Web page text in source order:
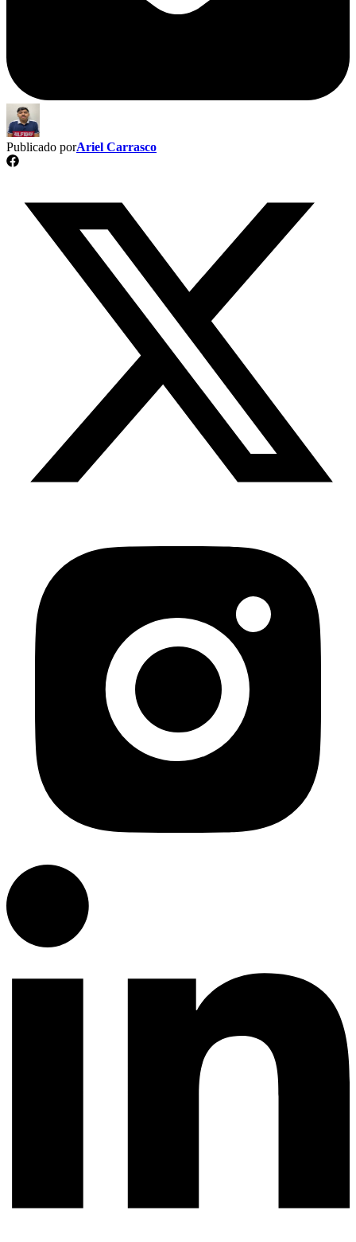
Publicado porAriel Carrasco